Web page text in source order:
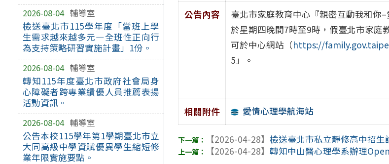
2026-08-04 輔導室
檢送臺北市115學年度「當班上學
生需求越來越多元—全班性正向行
為支持策略研習實施計畫」1份。
2026-08-04 輔導室
轉知115年度臺北市政府社會局身
心障礙者跨專業績優人員推薦表揚
活動資訊。
2026-08-04 輔導室
公告本校115學年第1學期臺北市立
大同高級中學資賦優異學生縮短修
業年限實施要點。
公告內容
臺北市家庭教育中心『親密互動我和你
於星期四晚間7時至9時，假臺北市家庭
可於中心網站（https://
5」。
相關附件 愛情心理學航海站
【2026-04-28】檢送臺北市私立靜修高中招生
【2026-04-28】轉知中山醫心理學系辦理